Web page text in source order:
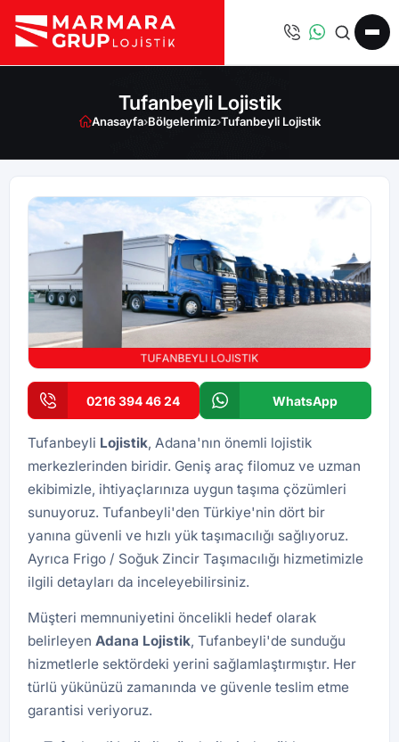
Tufanbeyli Lojistik
Anasayfa›Bölgelerimiz›Tufanbeyli Lojistik
0216 394 46 24 WhatsApp
Tufanbeyli Lojistik, Adana'nın önemli lojistik
merkezlerinden biridir. Geniş araç filomuz ve uzman
ekibimizle, ihtiyaçlarınıza uygun taşıma çözümleri
sunuyoruz. Tufanbeyli'den Türkiye'nin dört bir
yanına güvenli ve hızlı yük taşımacılığı sağlıyoruz.
Ayrıca Frigo / Soğuk Zincir Taşımacılığı hizmetimizle
ilgili detayları da inceleyebilirsiniz.
Müşteri memnuniyetini öncelikli hedef olarak
belirleyen Adana Lojistik, Tufanbeyli'de sunduğu
hizmetlerle sektördeki yerini sağlamlaştırmıştır. Her
türlü yükünüzü zamanında ve güvenle teslim etme
garantisi veriyoruz.